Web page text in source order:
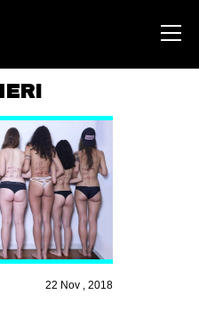
22 Nov , 2018